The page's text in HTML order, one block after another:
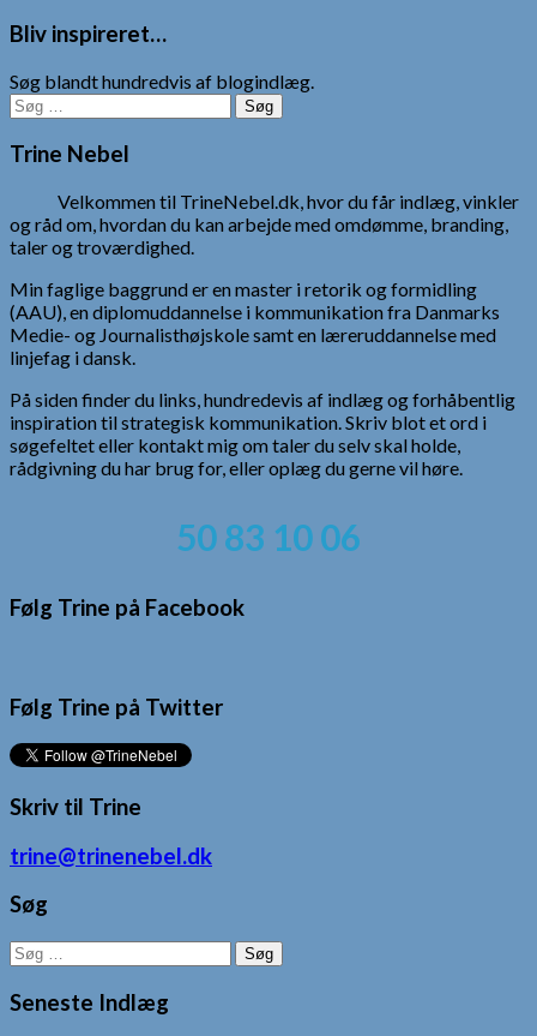
Bliv inspireret…
Søg blandt hundredvis af blogindlæg.
Søg
efter:
Trine Nebel
Velkommen til TrineNebel.dk, hvor du får indlæg, vinkler
og råd om, hvordan du kan arbejde med omdømme, branding,
taler og troværdighed.
Min faglige baggrund er en master i retorik og formidling
(AAU), en diplomuddannelse i kommunikation fra Danmarks
Medie- og Journalisthøjskole samt en læreruddannelse med
linjefag i dansk.
På siden finder du links, hundredevis af indlæg og forhåbentlig
inspiration til strategisk kommunikation. Skriv blot et ord i
søgefeltet eller kontakt mig om taler du selv skal holde,
rådgivning du har brug for, eller oplæg du gerne vil høre.
50 83 10 06
Følg Trine på Facebook
Følg Trine på Twitter
Skriv til Trine
trine@trinenebel.dk
Søg
Søg
efter:
Seneste Indlæg